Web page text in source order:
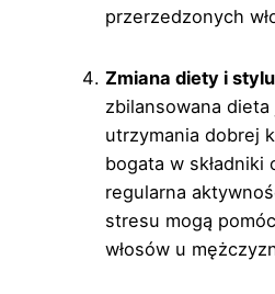
przerzedzonych
Zmiana diety i
zbilansowana
utrzymania dobrej
bogata w
regularna
stresu mogą
włosów u